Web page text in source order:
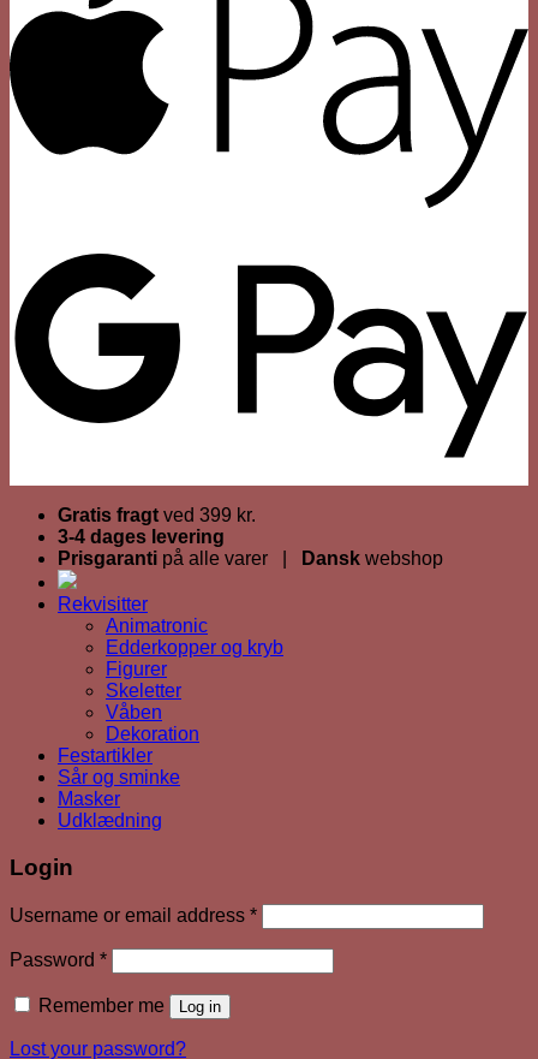
Gratis fragt ved 399 kr.
3-4 dages levering
Prisgaranti på alle varer | Dansk webshop
Rekvisitter
Animatronic
Edderkopper og kryb
Figurer
Skeletter
Våben
Dekoration
Festartikler
Sår og sminke
Masker
Udklædning
Login
Username or email address *Required
Password *Required
Remember me Log in
Lost your password?